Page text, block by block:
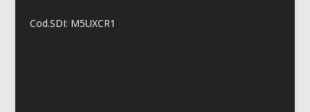
Cod.SDI: M5UXCR1